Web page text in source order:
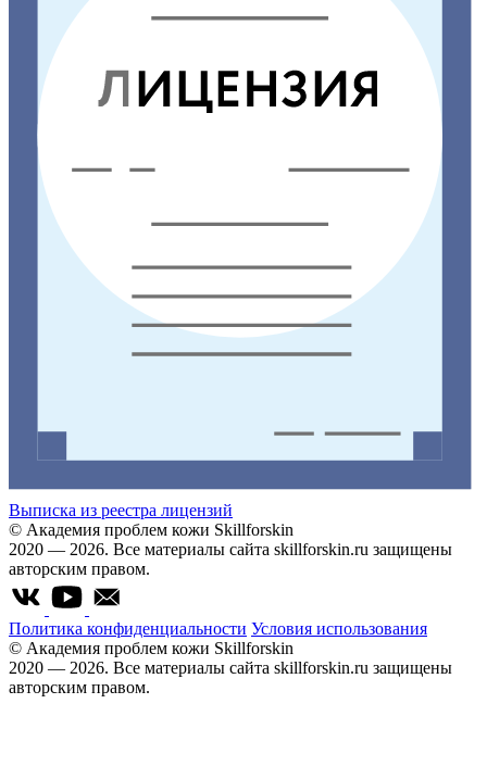
Выписка из реестра лицензий
© Академия проблем кожи Skillforskin
2020 — 2026. Все материалы сайта skillforskin.ru защищены
авторским правом.
Политика конфиденциальности Условия использования
© Академия проблем кожи Skillforskin
2020 — 2026. Все материалы сайта skillforskin.ru защищены
авторским правом.